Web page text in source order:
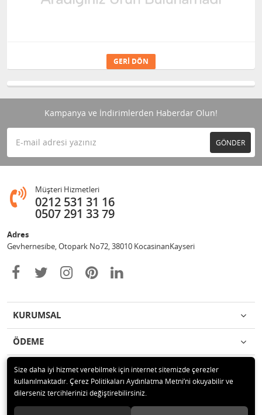
GERI DÖN
Kampanya ve İndirimlerden Haberdar Olun!
GÖNDER
Müşteri Hizmetleri
0212 531 31 16
0507 291 33 79
Adres
Gevhernesibe, Otopark No72, 38010 KocasinanKayseri
KURUMSAL
ÖDEME
İLETİŞİM
© 2020 Çağrı Medikal Tekerlekli Sandalye Mağazası Tüm hakları saklıdır.
Size daha iyi hizmet verebilmek için internet sitemizde çerezler
kullanılmaktadır. Çerez Politikaları Aydınlatma Metni’ni okuyabilir ve
dilerseniz tercihlerinizi değiştirebilirsiniz.